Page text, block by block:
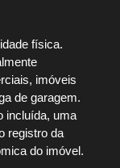
física.
imóveis
de garagem.
incluída, uma
registro da
do imóvel.